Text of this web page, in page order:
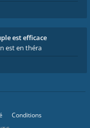
est efficace
est en théra
Conditions